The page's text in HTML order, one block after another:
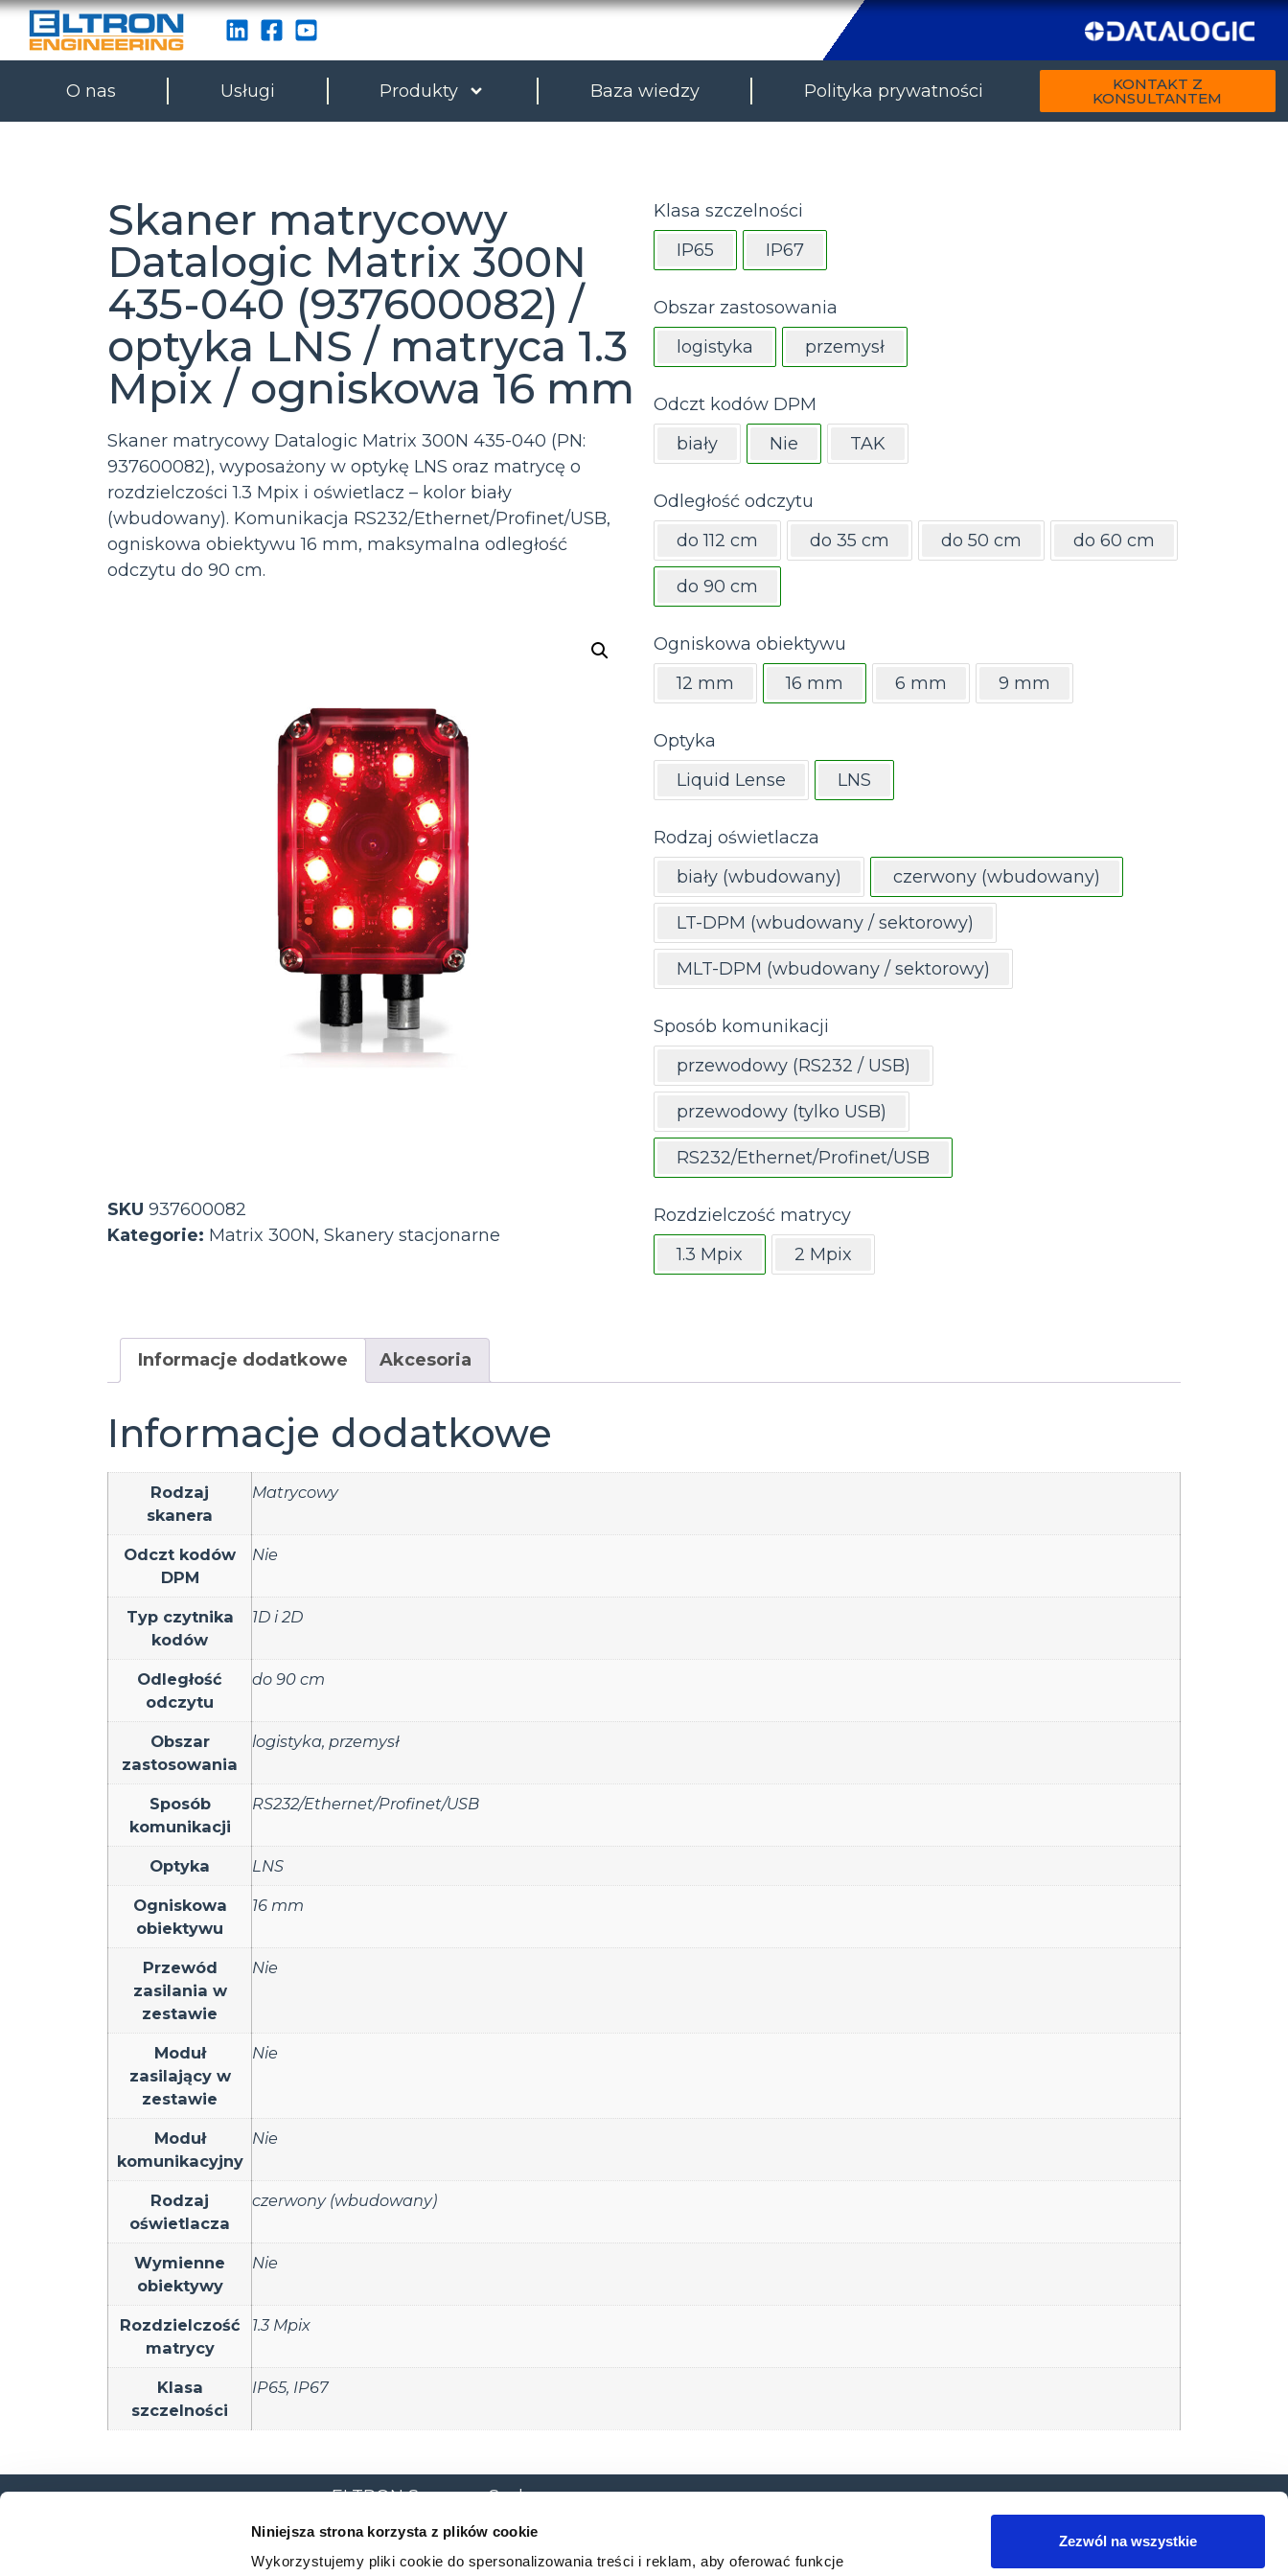
Niniejsza strona korzysta z plików cookie
Wykorzystujemy pliki cookie do spersonalizowania treści i reklam, aby oferować funkcje
Zezwól na wszystkie
O nas Usługi Produkty Baza wiedzy Polityka prywatności KONTAKT Z
KONSULTANTEM
Skaner matrycowy
Datalogic Matrix 300N
435-040 (937600082) /
optyka LNS / matryca 1.3
Mpix / ogniskowa 16 mm
Skaner matrycowy Datalogic Matrix 300N 435-040 (PN:
937600082), wyposażony w optykę LNS oraz matrycę o
rozdzielczości 1.3 Mpix i oświetlacz – kolor biały
(wbudowany). Komunikacja RS232/Ethernet/Profinet/USB,
ogniskowa obiektywu 16 mm, maksymalna odległość
odczytu do 90 cm.
SKU 937600082
Kategorie: Matrix 300N, Skanery stacjonarne
Klasa szczelności
IP65
IP67
Obszar zastosowania
logistyka
przemysł
Odczt kodów DPM
biały
Nie TAK
Odległość odczytu
do 112 cm
do 35 cm do 50 cm do 60 cm
do 90 cm
Ogniskowa obiektywu
12 mm
16 mm 6 mm 9 mm
Optyka
Liquid Lense
LNS
Rodzaj oświetlacza
biały (wbudowany)
czerwony (wbudowany)
LT-DPM (wbudowany / sektorowy)
MLT-DPM (wbudowany / sektorowy)
Sposób komunikacji
przewodowy (RS232 / USB)
przewodowy (tylko USB)
RS232/Ethernet/Profinet/USB
Rozdzielczość matrycy
1.3 Mpix
2 Mpix
Informacje dodatkowe Akcesoria
Informacje dodatkowe
Rodzaj
skanera
Matrycowy
Odczt kodów
DPM
Nie
Typ czytnika
kodów
1D i 2D
Odległość
odczytu
do 90 cm
Obszar
zastosowania
logistyka, przemysł
Sposób
komunikacji
RS232/Ethernet/Profinet/USB
Optyka LNS
Ogniskowa
obiektywu
16 mm
Przewód
zasilania w
zestawie
Nie
Moduł
zasilający w
zestawie
Nie
Moduł
komunikacyjny
Nie
Rodzaj
oświetlacza
czerwony (wbudowany)
Wymienne
obiektywy
Nie
Rozdzielczość
matrycy
1.3 Mpix
Klasa
szczelności
IP65, IP67
ELTRON Sp. z o. o. Sp. k.
ul. Brodzka 10B
54-103 Wrocław
Produkty Datalogic Polityka prywatności